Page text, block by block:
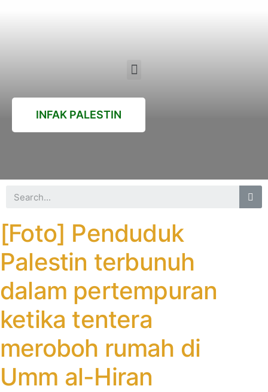
INFAK PALESTIN
[Foto] Penduduk
Palestin terbunuh
dalam pertempuran
ketika tentera
meroboh rumah di
Umm al-Hiran